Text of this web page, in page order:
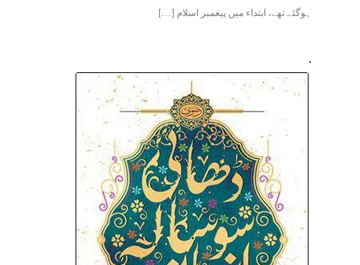
ہوگئے تھے، ابتداء میں پیغمبر اسلام […]